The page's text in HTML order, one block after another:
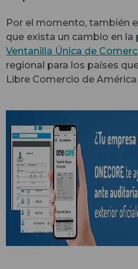
Por el momento, también
que exista un cambio en la
Ventanilla Única de
regional para los países
Libre Comercio de